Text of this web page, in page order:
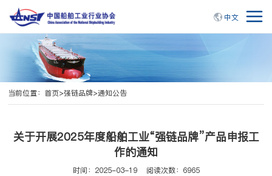
中文
当前位置： 首页>强链品牌>通知公告
关于开展2025年度船舶工业“强链品牌”产品申报工
作的通知
时间：2025-03-19 阅读次数：6965